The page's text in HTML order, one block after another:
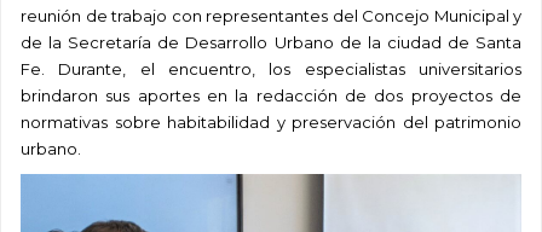
reunión de trabajo con representantes del Concejo Municipal y
de la Secretaría de Desarrollo Urbano de la ciudad de Santa
Fe. Durante, el encuentro, los especialistas universitarios
brindaron sus aportes en la redacción de dos proyectos de
normativas sobre habitabilidad y preservación del patrimonio
urbano.